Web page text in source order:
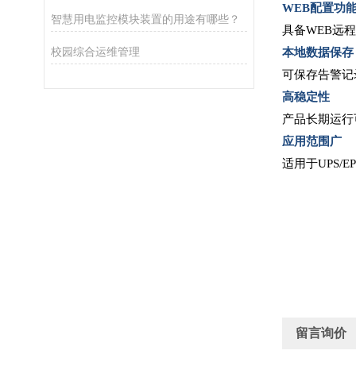
智慧用电监控模块装置的用途有哪些？
校园综合运维管理
WEB配置功
具备WEB远
本地数据保存
可保存告警
高稳定性
产品长期运
应用范围广
适用于UPS/
留言询价